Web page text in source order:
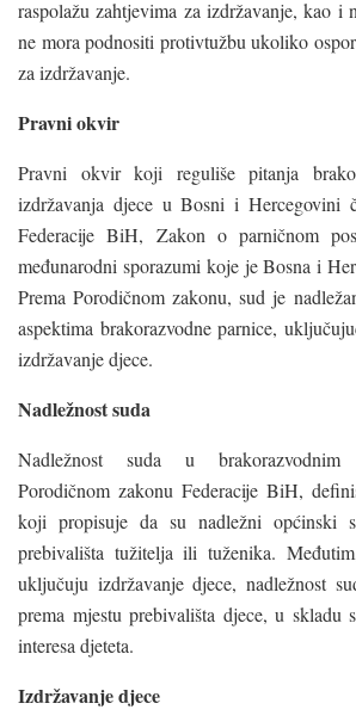
raspolažu zahtjevima za izdržavanje, kao i
ne mora podnositi protivtužbu ukoliko
za izdržavanje.
Pravni okvir
Pravni okvir koji reguliše pitanja
izdržavanja djece u Bosni i Hercegovini
Federacije BiH, Zakon o parničnom
međunarodni sporazumi koje je Bosna i
Prema Porodičnom zakonu, sud je
aspektima brakorazvodne parnice,
izdržavanje djece.
Nadležnost suda
Nadležnost suda u brakorazvodnim
Porodičnom zakonu Federacije BiH,
koji propisuje da su nadležni općinski
prebivališta tužitelja ili tuženika.
uključuju izdržavanje djece, nadležnost
prema mjestu prebivališta djece, u skladu
interesa djeteta.
Izdržavanje djece